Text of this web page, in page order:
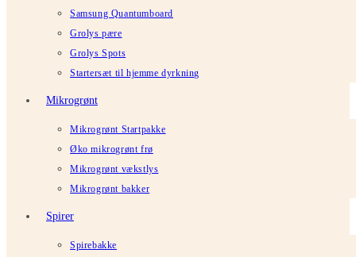
Samsung Quantumboard
Grolys pære
Grolys Spots
Startersæt til hjemme dyrkning
Mikrogrønt
Mikrogrønt Startpakke
Øko mikrogrønt frø
Mikrogrønt vækstlys
Mikrogrønt bakker
Spirer
Spirebakke